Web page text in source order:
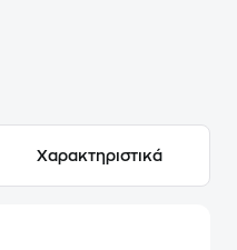
Χαρακτηριστικά